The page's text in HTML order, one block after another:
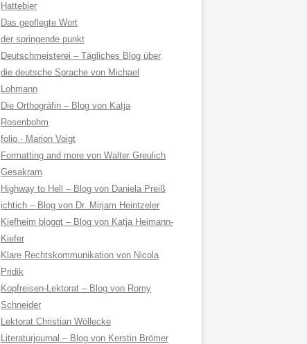
Hattebier
Das gepflegte Wort
der springende punkt
Deutschmeisterei – Tägliches Blog über
die deutsche Sprache von Michael
Lohmann
Die Orthogräfin – Blog von Katja
Rosenbohm
folio · Marion Voigt
Formatting and more von Walter Greulich
Gesakram
Highway to Hell – Blog von Daniela Preiß
ichtich – Blog von Dr. Mirjam Heintzeler
Kiefheim bloggt – Blog von Katja Heimann-
Kiefer
Klare Rechtskommunikation von Nicola
Pridik
Kopfreisen-Lektorat – Blog von Romy
Schneider
Lektorat Christian Wöllecke
Literaturjournal – Blog von Kerstin Brömer